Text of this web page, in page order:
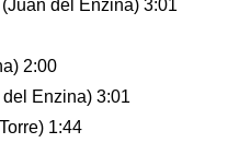
del Enzina) 3:01
2:00
Enzina) 3:01
1:44